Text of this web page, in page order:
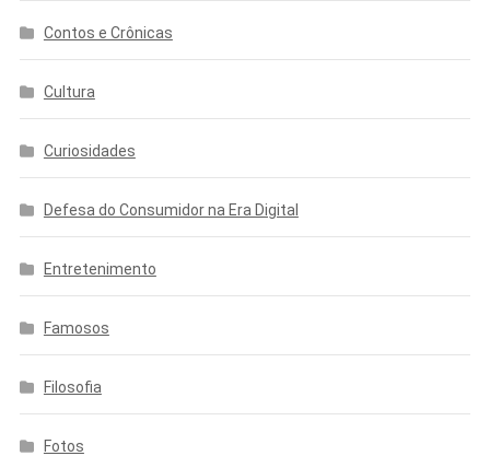
Contos e Crônicas
Cultura
Curiosidades
Defesa do Consumidor na Era Digital
Entretenimento
Famosos
Filosofia
Fotos